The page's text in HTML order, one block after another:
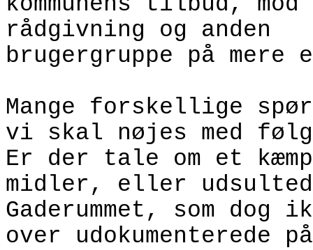
rådgivning og anden
brugergruppe på mere
Mange forskellige
vi skal nøjes med
Er der tale om et
midler, eller
Gaderummet, som dog
over udokumenterede